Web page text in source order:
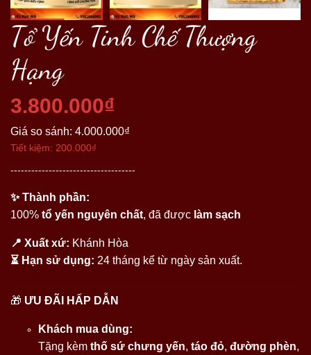
Tổ Yến Tinh Chế Thượng
Hạng
3.800.000₫
Giá so sánh: 4.000.000₫
Tiết kiệm: 200.000₫
------------------------------------
✨ Thành phần:
100% tổ yến nguyên chất, đã được làm sạch
📍 Xuất xứ: Khánh Hòa
⏳ Hạn sử dụng: 24 tháng kể từ ngày sản xuất.
🎁 ƯU ĐÃI HẤP DẪN
Khách mua dùng:
Tặng kèm thố sứ chưng yến, táo đỏ, đường phèn,